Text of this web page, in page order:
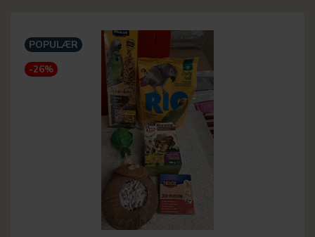
POPULÆR
-26%